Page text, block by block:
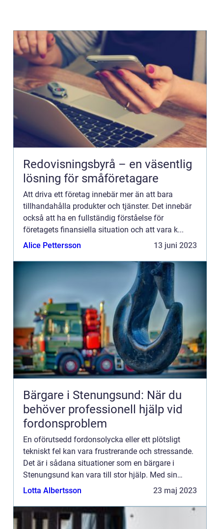
Redovisningsbyrå – en väsentlig
lösning för småföretagare
Att driva ett företag innebär mer än att bara
tillhandahålla produkter och tjänster. Det innebär
också att ha en fullständig förståelse för
företagets finansiella situation och att vara k...
Alice Pettersson
13 juni 2023
Bärgare i Stenungsund: När du
behöver professionell hjälp vid
fordonsproblem
En oförutsedd fordonsolycka eller ett plötsligt
tekniskt fel kan vara frustrerande och stressande.
Det är i sådana situationer som en bärgare i
Stenungsund kan vara till stor hjälp. Med sin
expertis och utrustning kan d...
Lotta Albertsson 23 maj 2023